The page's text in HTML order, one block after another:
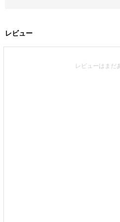
レビュー
レビューはまだ